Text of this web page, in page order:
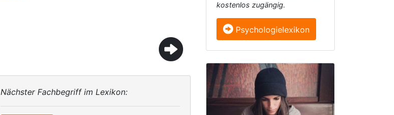
Nächster Fachbegriff im Lexikon:
kostenlos zugängig.
Psychologielexikon